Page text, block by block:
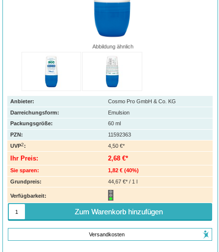
Abbildung ähnlich
Anbieter:
Cosmo Pro GmbH & Co. KG
Darreichungsform:
Emulsion
Packungsgröße:
60 ml
PZN:
11592363
UVP2: 4,50 €*
Ihr Preis: 2,68 €*
Sie sparen: 1,82 € (40%)
Grundpreis:
44,67 €* / 1 l
Verfügbarkeit:
Zum Warenkorb hinzufügen
Versandkosten